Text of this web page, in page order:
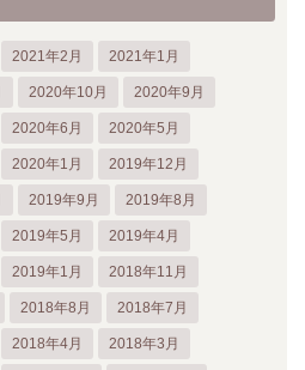
2021年2月 2021年1月
2020年10月 2020年9月
2020年6月 2020年5月
2020年1月 2019年12月
2019年9月 2019年8月
2019年5月 2019年4月
2019年1月 2018年11月
2018年8月 2018年7月
2018年4月 2018年3月